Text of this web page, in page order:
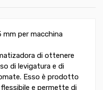
per macchina
di ottenere
di levigatura e di
Esso è prodotto
e permette di